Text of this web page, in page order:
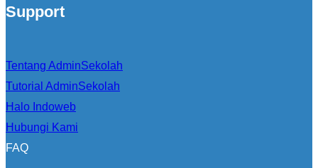
Support
Tentang AdminSekolah
Tutorial AdminSekolah
Halo Indoweb
Hubungi Kami
FAQ